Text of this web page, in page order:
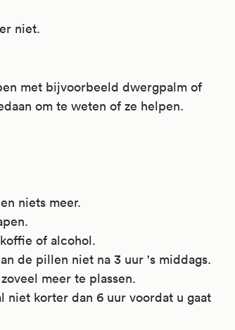
niet.
met bijvoorbeeld dwergpalm of
om te weten of ze helpen.
niets meer.
of alcohol.
de pillen niet na 3 uur 's middags.
meer te plassen.
korter dan 6 uur voordat u gaat